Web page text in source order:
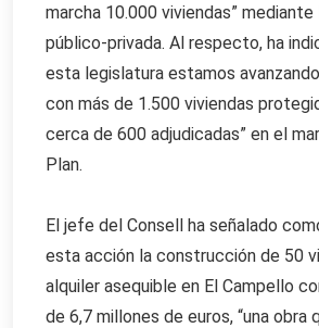
marcha 10.000 viviendas”
público-privada. Al respecto, ha
esta legislatura estamos
con más de 1.500 viviendas
cerca de 600 adjudicadas” en el
Plan.
El jefe del Consell ha señalado
esta acción la construcción de 50
alquiler asequible en El Campello
de 6,7 millones de euros, “una obra